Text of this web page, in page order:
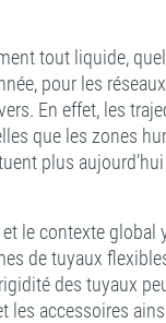
tout liquide,
pour les
En effet, les
que les zones
plus
le contexte
de tuyaux
des tuyaux
les accessoires